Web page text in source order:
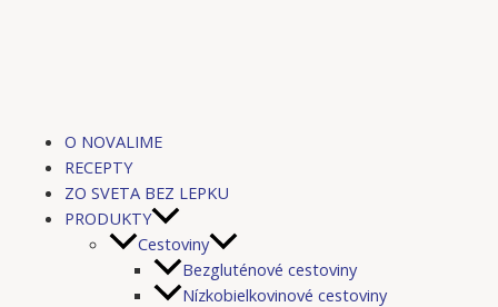
O NOVALIME
RECEPTY
ZO SVETA BEZ LEPKU
PRODUKTY
Cestoviny
Bezgluténové cestoviny
Nízkobielkovinové cestoviny